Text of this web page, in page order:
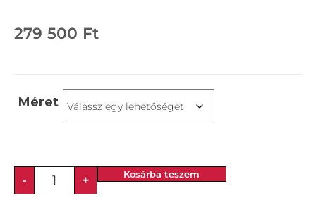
279 500 Ft
Méret
- + Kosárba teszem